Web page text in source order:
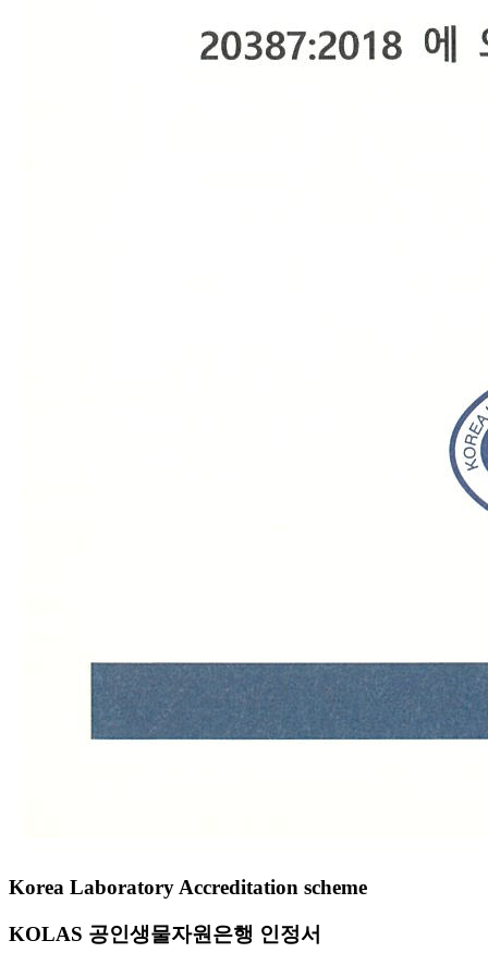
Korea Laboratory Accreditation scheme
KOLAS 공인생물자원은행 인정서